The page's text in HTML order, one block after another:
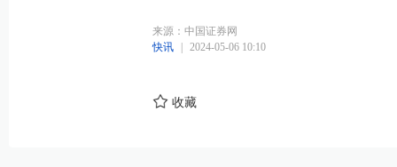
来源：中国证券网
快讯
2024-05-06 10:10
收藏